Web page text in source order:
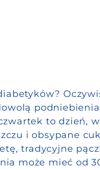
to dzień,
i obsypane
tradycyjne
może mieć od